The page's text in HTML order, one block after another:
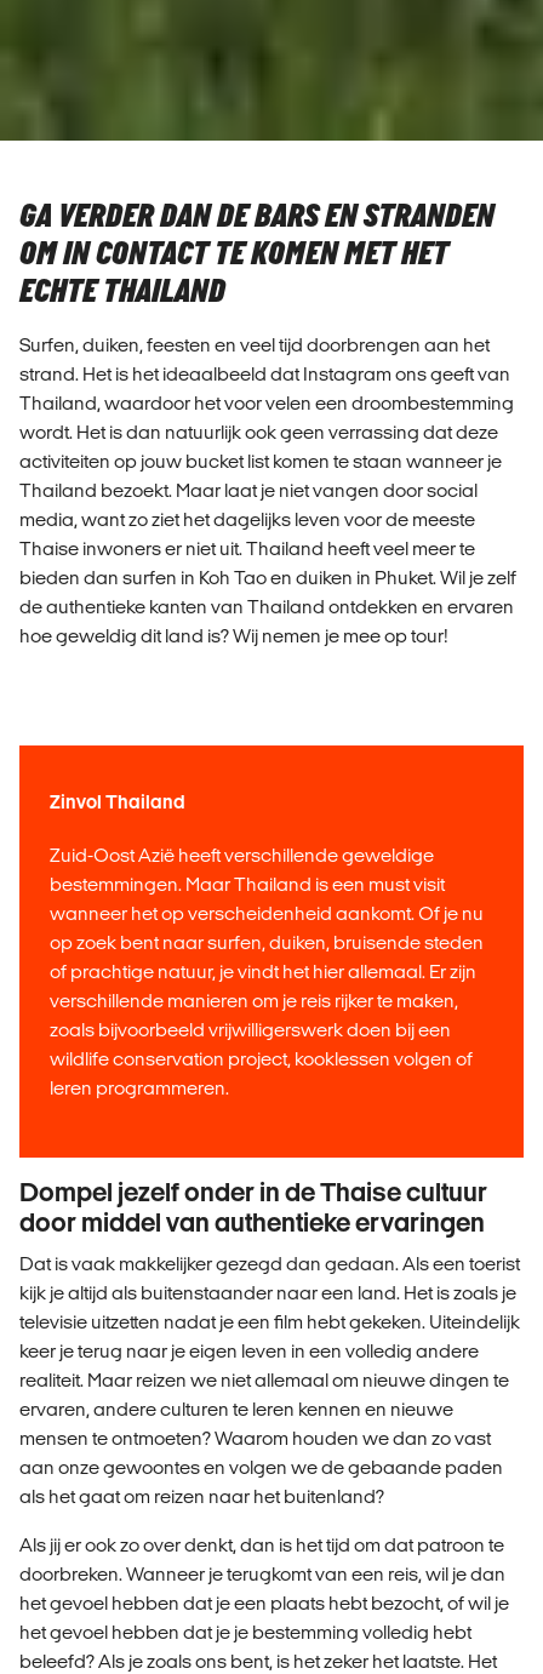
GA VERDER DAN DE BARS EN STRANDEN
OM IN CONTACT TE KOMEN MET HET
ECHTE THAILAND
Surfen, duiken, feesten en veel tijd doorbrengen aan het
strand. Het is het ideaalbeeld dat Instagram ons geeft van
Thailand, waardoor het voor velen een droombestemming
wordt. Het is dan natuurlijk ook geen verrassing dat deze
activiteiten op jouw bucket list komen te staan wanneer je
Thailand bezoekt. Maar laat je niet vangen door social
media, want zo ziet het dagelijks leven voor de meeste
Thaise inwoners er niet uit. Thailand heeft veel meer te
bieden dan surfen in Koh Tao en duiken in Phuket. Wil je zelf
de authentieke kanten van Thailand ontdekken en ervaren
hoe geweldig dit land is? Wij nemen je mee op tour!
Zinvol Thailand
Zuid-Oost Azië heeft verschillende geweldige
bestemmingen. Maar Thailand is een must visit
wanneer het op verscheidenheid aankomt. Of je nu
op zoek bent naar surfen, duiken, bruisende steden
of prachtige natuur, je vindt het hier allemaal. Er zijn
verschillende manieren om je reis rijker te maken,
zoals bijvoorbeeld vrijwilligerswerk doen bij een
wildlife conservation project, kooklessen volgen of
leren programmeren.
Dompel jezelf onder in de Thaise cultuur
door middel van authentieke ervaringen
Dat is vaak makkelijker gezegd dan gedaan. Als een toerist
kijk je altijd als buitenstaander naar een land. Het is zoals je
televisie uitzetten nadat je een film hebt gekeken. Uiteindelijk
keer je terug naar je eigen leven in een volledig andere
realiteit. Maar reizen we niet allemaal om nieuwe dingen te
ervaren, andere culturen te leren kennen en nieuwe
mensen te ontmoeten? Waarom houden we dan zo vast
aan onze gewoontes en volgen we de gebaande paden
als het gaat om reizen naar het buitenland?
Als jij er ook zo over denkt, dan is het tijd om dat patroon te
doorbreken. Wanneer je terugkomt van een reis, wil je dan
het gevoel hebben dat je een plaats hebt bezocht, of wil je
het gevoel hebben dat je je bestemming volledig hebt
beleefd? Als je zoals ons bent, is het zeker het laatste. Het